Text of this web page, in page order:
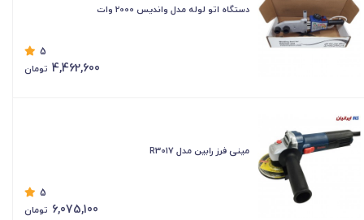
دستگاه اتو لوله مدل واندیس 2000 وات
5
4,462,600 تومان
مینی فرز رابین مدل R3017
5
6,075,100 تومان